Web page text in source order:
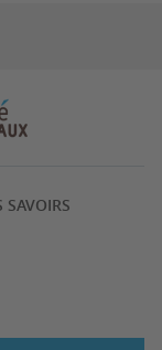
SAVOIRS